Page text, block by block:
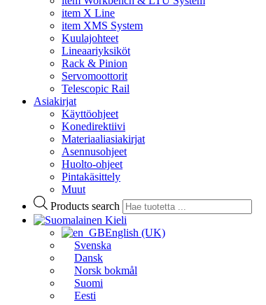
item X Line
item XMS System
Kuulajohteet
Lineaariyksiköt
Rack & Pinion
Servomoottorit
Telescopic Rail
Asiakirjat
Käyttöohjeet
Konedirektiivi
Materiaaliasiakirjat
Asennusohjeet
Huolto-ohjeet
Pintakäsittely
Muut
Products search
Kieli
English (UK)
Svenska
Dansk
Norsk bokmål
Suomi
Eesti